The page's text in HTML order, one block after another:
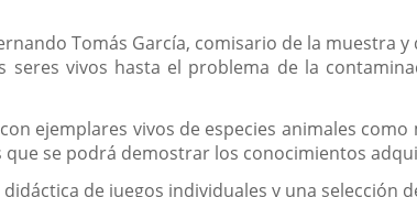
Tomás García, comisario de la muestra
seres vivos hasta el problema de la
ejemplares vivos de especies animales
se podrá demostrar los conocimientos
de juegos individuales y una selección